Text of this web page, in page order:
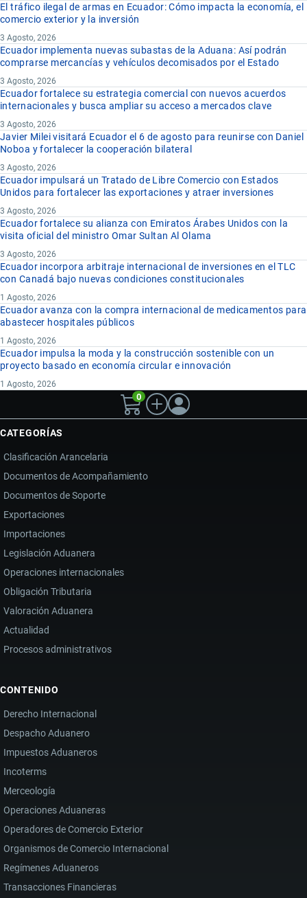
El tráfico ilegal de armas en Ecuador: Cómo impacta la economía, el
comercio exterior y la inversión
3 Agosto, 2026
Ecuador implementa nuevas subastas de la Aduana: Así podrán
comprarse mercancías y vehículos decomisados por el Estado
3 Agosto, 2026
Ecuador fortalece su estrategia comercial con nuevos acuerdos
internacionales y busca ampliar su acceso a mercados clave
3 Agosto, 2026
Javier Milei visitará Ecuador el 6 de agosto para reunirse con Daniel
Noboa y fortalecer la cooperación bilateral
3 Agosto, 2026
Ecuador impulsará un Tratado de Libre Comercio con Estados
Unidos para fortalecer las exportaciones y atraer inversiones
3 Agosto, 2026
Ecuador fortalece su alianza con Emiratos Árabes Unidos con la
visita oficial del ministro Omar Sultan Al Olama
3 Agosto, 2026
Ecuador incorpora arbitraje internacional de inversiones en el TLC
con Canadá bajo nuevas condiciones constitucionales
1 Agosto, 2026
Ecuador avanza con la compra internacional de medicamentos para
abastecer hospitales públicos
1 Agosto, 2026
Ecuador impulsa la moda y la construcción sostenible con un
proyecto basado en economía circular e innovación
1 Agosto, 2026
0
CATEGORÍAS
Clasificación Arancelaria
Documentos de Acompañamiento
Documentos de Soporte
Exportaciones
Importaciones
Legislación Aduanera
Operaciones internacionales
Obligación Tributaria
Valoración Aduanera
Actualidad
Procesos administrativos
CONTENIDO
Derecho Internacional
Despacho Aduanero
Impuestos Aduaneros
Incoterms
Merceología
Operaciones Aduaneras
Operadores de Comercio Exterior
Organismos de Comercio Internacional
Regímenes Aduaneros
Transacciones Financieras